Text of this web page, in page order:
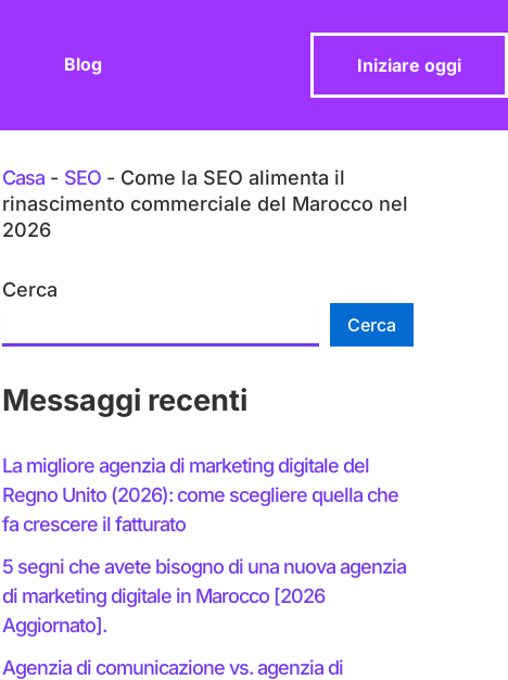
Blog Iniziare oggi
Casa- SEO- Come la SEO alimenta il
rinascimento commerciale del Marocco nel
2026
Cerca
Cerca
Messaggi recenti
La migliore agenzia di marketing digitale del
Regno Unito (2026): come scegliere quella che
fa crescere il fatturato
5 segni che avete bisogno di una nuova agenzia
di marketing digitale in Marocco [2026
Aggiornato].
Agenzia di comunicazione vs. agenzia di